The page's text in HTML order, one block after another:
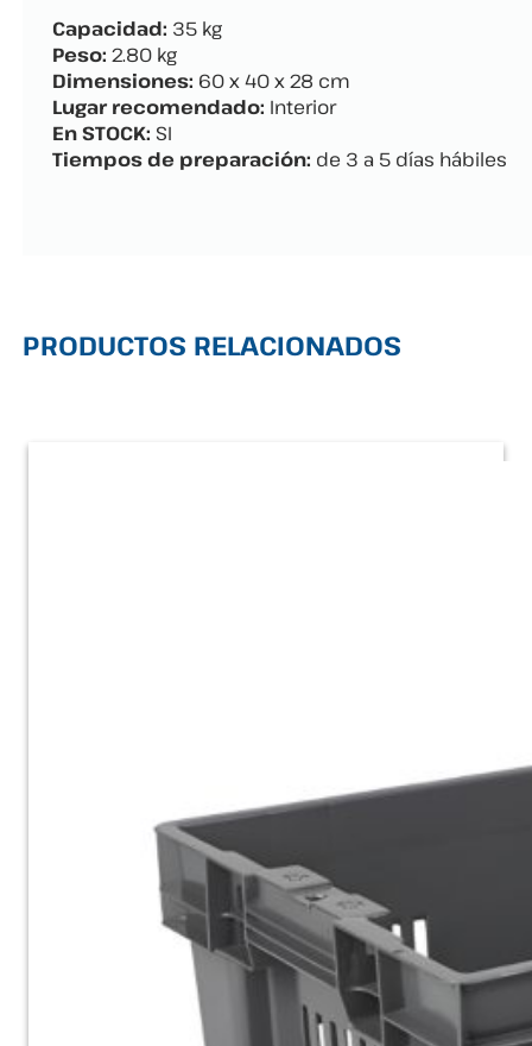
Capacidad: 35 kg
Peso: 2.80 kg
Dimensiones: 60 x 40 x 28 cm
Lugar recomendado: Interior
En STOCK: SI
Tiempos de preparación: de 3 a 5 días hábiles
PRODUCTOS RELACIONADOS